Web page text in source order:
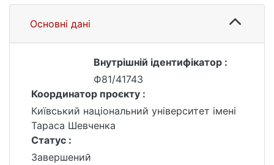
Основні дані
Внутрішній ідентифікатор :
Ф81/41743
Координатор проєкту :
Київський національний університет імені
Тараса Шевченка
Статус :
Завершений